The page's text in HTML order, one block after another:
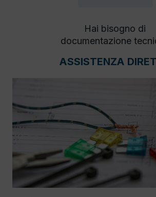
Hai bisogno di
documentazione
ASSISTENZA